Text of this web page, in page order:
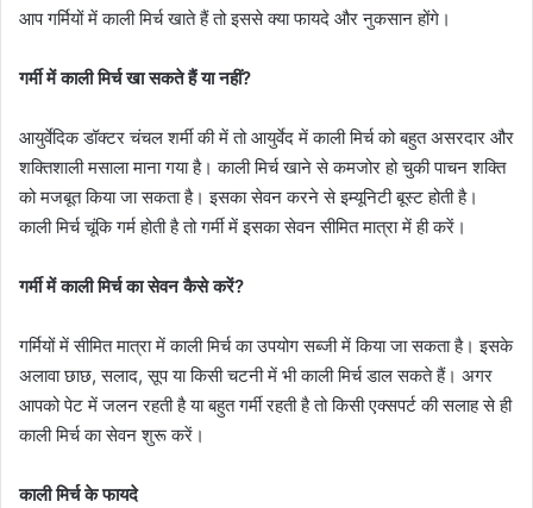
आप गर्मियों में काली मिर्च खाते हैं तो इससे क्या फायदे और नुकसान होंगे।
गर्मी में काली मिर्च खा सकते हैं या नहीं?
आयुर्वेदिक डॉक्टर चंचल शर्मी की में तो आयुर्वेद में काली मिर्च को बहुत असरदार और
शक्तिशाली मसाला माना गया है। काली मिर्च खाने से कमजोर हो चुकी पाचन शक्ति
को मजबूत किया जा सकता है। इसका सेवन करने से इम्यूनिटी बूस्ट होती है।
काली मिर्च चूंकि गर्म होती है तो गर्मी में इसका सेवन सीमित मात्रा में ही करें।
गर्मी में काली मिर्च का सेवन कैसे करें?
गर्मियों में सीमित मात्रा में काली मिर्च का उपयोग सब्जी में किया जा सकता है। इसके
अलावा छाछ, सलाद, सूप या किसी चटनी में भी काली मिर्च डाल सकते हैं। अगर
आपको पेट में जलन रहती है या बहुत गर्मी रहती है तो किसी एक्सपर्ट की सलाह से ही
काली मिर्च का सेवन शुरू करें।
काली मिर्च के फायदे